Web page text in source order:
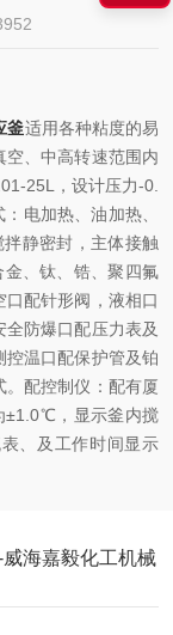
釜适用各种粘度的易
、中高转速范围内
25L ，设计压力-0.
电加热 、油加热、
静密封，主体接触
金、钛、锆、聚四氟
口配针形阀，液相口
全防爆口配压力表及
温口配保护管及铂
。配控制仪： 配有厦
±1.0℃， 显示釜内搅
、及工作时间显示
海嘉毅化工机械